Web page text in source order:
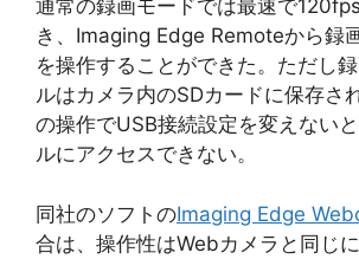
通常の録画モードでは最速で
き、Imaging Edge Remoteから録
を操作することができた。ただし
ルはカメラ内のSDカードに保存さ
の操作でUSB接続設定を変えない
ルにアクセスできない。
同社のソフトのImaging Edge
合は、操作性はWebカメラと同じ